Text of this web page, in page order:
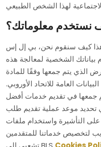
نستخدم معلوماتك؟
كيف سنقوم نحن، بي إل إس
بياناتك الشخصية لمعالجة هذه
الذي يتم جمعها وفقًا للمادة
حماية البيانات العامة للاتحاد الأوروبي.
جمعها في تقديم خدمات أفضل
تحديد موعد عملية تقديم طلب
التأشيرة واستخدام ملفات
خدماتنا للمتقدمين (تقديم رابط